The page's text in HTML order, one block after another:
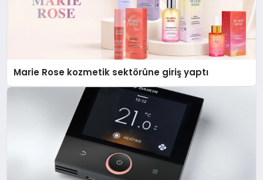
Marie Rose kozmetik sektörüne giriş yaptı